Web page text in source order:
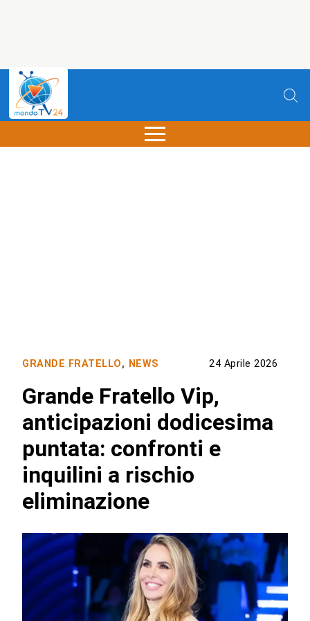
GRANDE FRATELLO, NEWS 24 Aprile 2026
Grande Fratello Vip,
anticipazioni dodicesima
puntata: confronti e
inquilini a rischio
eliminazione